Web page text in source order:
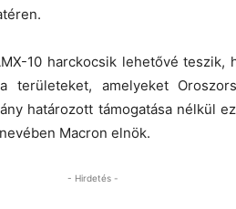
10 harckocsik lehetővé teszik,
területeket, amelyeket
határozott támogatása nélkül
Macron elnök.
- Hirdetés -